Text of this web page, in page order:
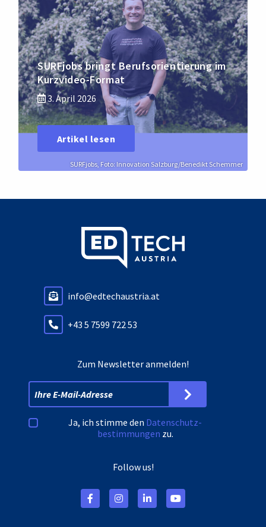
SURFjobs, Foto: Innovation Salzburg/Benedikt Schemmer
SURFjobs bringt Berufsorientierung im
Kurzvideo-Format
3. April 2026
Artikel lesen
info@edtechaustria.at
+43 5 7599 722 53
Zum Newsletter anmelden!
Ja, ich stimme den Datenschutz­
bestimmungen zu.
Follow us!